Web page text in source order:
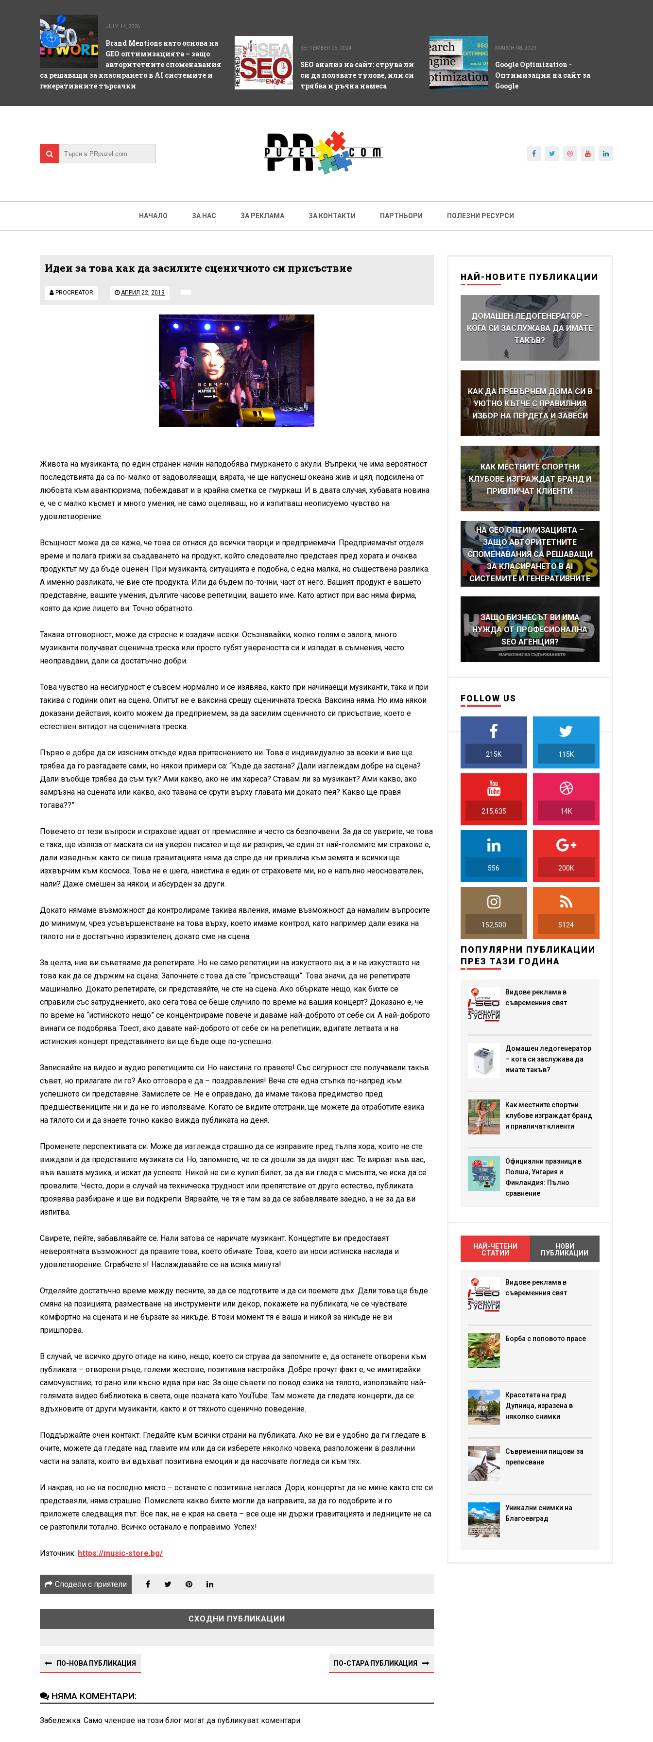
JULY 14, 2026
Brand Mentions като основа на
GEO оптимизацията – защо
авторитетните споменавания
са решаващи за класирането в AI системите и
генеративните търсачки
SEPTEMBER 05, 2024
SEO анализ на сайт: струва ли
си да ползвате тулове, или си
трябва и ръчна намеса
MARCH 08, 2023
Google Optimization -
Оптимизация на сайт за
Google
НАЧАЛО ЗА НАС ЗА РЕКЛАМА ЗА КОНТАКТИ ПАРТНЬОРИ ПОЛЕЗНИ РЕСУРСИ
Идеи за това как да засилите сценичното си присъствие
PROCREATOR АПРИЛ 22, 2019
Живота на музиканта, по един странен начин наподобява гмуркането с акули. Въпреки, че има вероятност
последствията да са по-малко от задоволяващи, вярата, че ще напуснеш океана жив и цял, подсилена от
любовта към авантюризма, побеждават и в крайна сметка се гмуркаш. И в двата случая, хубавата новина
е, че с малко късмет и много умения, не само оцеляваш, но и изпитваш неописуемо чувство на
удовлетворение.
Всъщност може да се каже, че това се отнася до всички творци и предприемачи. Предприемачът отделя
време и полага грижи за създаването на продукт, който следователно представя пред хората и очаква
продуктът му да бъде оценен. При музиканта, ситуацията е подобна, с една малка, но съществена разлика.
А именно разликата, че вие сте продукта. Или да бъдем по-точни, част от него. Вашият продукт е вашето
представяне, вашите умения, дългите часове репетиции, вашето име. Като артист при вас няма фирма,
която да крие лицето ви. Точно обратното.
Такава отговорност, може да стресне и озадачи всеки. Осъзнавайки, колко голям е залога, много
музиканти получават сценична треска или просто губят увереността си и изпадат в съмнения, често
неоправдани, дали са достатъчно добри.
Това чувство на несигурност е съвсем нормално и се изявява, както при начинаещи музиканти, така и при
такива с години опит на сцена. Опитът не е ваксина срещу сценичната треска. Ваксина няма. Но има някои
доказани действия, които можем да предприемем, за да засилим сценичното си присъствие, което е
естествен антидот на сценичната треска.
Първо е добре да си изясним откъде идва притеснението ни. Това е индивидуално за всеки и вие ще
трябва да го разгадаете сами, но някои примери са: “Къде да застана? Дали изглеждам добре на сцена?
Дали въобще трябва да съм тук? Ами какво, ако не им хареса? Ставам ли за музикант? Ами какво, ако
замръзна на сцената или какво, ако тавана се срути върху главата ми докато пея? Какво ще правя
тогава??”
Повечето от тези въпроси и страхове идват от премисляне и често са безпочвени. За да се уверите, че това
е така, ще изляза от маската си на уверен писател и ще ви разкрия, че един от най-големите ми страхове е,
дали изведнъж както си пиша гравитацията няма да спре да ни привлича към земята и всички ще
изхвърчим към космоса. Това не е шега, наистина е един от страховете ми, но е напълно неоснователен,
нали? Даже смешен за някои, и абсурден за други.
Докато нямаме възможност да контролираме такива явления, имаме възможност да намалим въпросите
до минимум, чрез усъвършенстване на това върху, което имаме контрол, като например дали езика на
тялото ни е достатъчно изразителен, докато сме на сцена.
За целта, ние ви съветваме да репетирате. Но не само репетиции на изкуството ви, а и на изкуството на
това как да се държим на сцена. Започнете с това да сте “присъстващи”. Това значи, да не репетирате
машинално. Докато репетирате, си представяйте, че сте на сцена. Ако объркате нещо, как бихте се
справили със затруднението, ако сега това се беше случило по време на вашия концерт? Доказано е, че
по време на “истинското нещо” се концентрираме повече и даваме най-доброто от себе си. А най-доброто
винаги се подобрява. Тоест, ако давате най-доброто от себе си на репетиции, вдигате летвата и на
истинския концерт представянето ви ще бъде още по-успешно.
Записвайте на видео и аудио репетициите си. Но наистина го правете! Със сигурност сте получавали такъв
съвет, но прилагате ли го? Ако отговора е да – поздравления! Вече сте една стъпка по-напред към
успешното си представяне. Замислете се. Не е оправдано, да имаме такова предимство пред
предшествениците ни и да не го използваме. Когато се видите отстрани, ще можете да отработите езика
на тялото си и да знаете точно какво вижда публиката на деня.
Променете перспективата си. Може да изглежда страшно да се изправите пред тълпа хора, които не сте
виждали и да представите музиката си. Но, запомнете, че те са дошли за да видят вас. Те вярват във вас,
във вашата музика, и искат да успеете. Никой не си е купил билет, за да ви гледа с мисълта, че иска да се
провалите. Често, дори в случай на техническа трудност или препятствие от друго естество, публиката
проявява разбиране и ще ви подкрепи. Вярвайте, че тя е там за да се забавлявате заедно, а не за да ви
изпитва.
Свирете, пейте, забавлявайте се. Нали затова се наричате музикант. Концертите ви предоставят
невероятната възможност да правите това, което обичате. Това, което ви носи истинска наслада и
удовлетворение. Сграбчете я! Наслаждавайте се на всяка минута!
Отделяйте достатъчно време между песните, за да се подготвите и да си поемете дъх. Дали това ще бъде
смяна на позицията, разместване на инструменти или декор, покажете на публиката, че се чувствате
комфортно на сцената и не бързате за никъде. В този момент тя е ваша и никой за никъде не ви
пришпорва.
В случай, че всичко друго отиде на кино, нещо, което си струва да запомните е, да останете отворени към
публиката – отворени ръце, големи жестове, позитивна настройка. Добре прочут факт е, че имитирайки
самочувствие, то рано или късно идва при нас. За още съвети по повод езика на тялото, използвайте най-
голямата видео библиотека в света, още позната като YouTube. Там можете да гледате концерти, да се
вдъхновите от други музиканти, както и от тяхното сценично поведение.
Поддържайте очен контакт. Гледайте към всички страни на публиката. Ако не ви е удобно да ги гледате в
очите, можете да гледате над главите им или да си изберете няколко човека, разположени в различни
части на залата, които ви вдъхват позитивна емоция и да насочвате погледа си към тях.
И накрая, но не на последно място – останете с позитивна нагласа. Дори, концертът да не мине както сте си
представяли, няма страшно. Помислете какво бихте могли да направите, за да го подобрите и го
приложете следващия път. Все пак, не е края на света – все още ни държи гравитацията и ледниците не са
се разтопили тотално. Всичко останало е поправимо. Успех!
Източник: https://music-store.bg/
Сподели с приятели
СХОДНИ ПУБЛИКАЦИИ
ПО-НОВА ПУБЛИКАЦИЯ ПО-СТАРА ПУБЛИКАЦИЯ
НЯМА КОМЕНТАРИ:
Забележка: Само членове на този блог могат да публикуват коментари.
НАЙ-НОВИТЕ ПУБЛИКАЦИИ
ДОМАШЕН ЛЕДОГЕНЕРАТОР –
КОГА СИ ЗАСЛУЖАВА ДА ИМАТЕ
ТАКЪВ?
КАК ДА ПРЕВЪРНЕМ ДОМА СИ В
УЮТНО КЪТЧЕ С ПРАВИЛНИЯ
ИЗБОР НА ПЕРДЕТА И ЗАВЕСИ
КАК МЕСТНИТЕ СПОРТНИ
КЛУБОВЕ ИЗГРАЖДАТ БРАНД И
ПРИВЛИЧАТ КЛИЕНТИ
НА GEO ОПТИМИЗАЦИЯТА –
ЗАЩО АВТОРИТЕТНИТЕ
СПОМЕНАВАНИЯ СА РЕШАВАЩИ
ЗА КЛАСИРАНЕТО В AI
СИСТЕМИТЕ И ГЕНЕРАТИВНИТЕ
ЗАЩО БИЗНЕСЪТ ВИ ИМА
НУЖДА ОТ ПРОФЕСИОНАЛНА
SEO АГЕНЦИЯ?
FOLLOW US
215K 115K
215,635 14K
556 200K
152,500 5124
ПОПУЛЯРНИ ПУБЛИКАЦИИ
ПРЕЗ ТАЗИ ГОДИНА
Видове реклама в
съвременния свят
Домашен ледогенератор
– кога си заслужава да
имате такъв?
Как местните спортни
клубове изграждат бранд
и привличат клиенти
Официални празници в
Полша, Унгария и
Финландия: Пълно
сравнение
НАЙ-ЧЕТЕНИ
СТАТИИ
НОВИ
ПУБЛИКАЦИИ
Видове реклама в
съвременния свят
Борба с поповото прасе
Красотата на град
Дупница, изразена в
няколко снимки
Съвременни пищови за
преписване
Уникални снимки на
Благоевград